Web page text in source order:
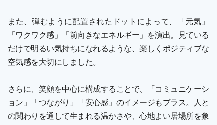
また、弾むように配置されたドットによって、「元気」
「ワクワク感」「前向きなエネルギー」を演出。見ている
だけで明るい気持ちになれるような、楽しくポジティブな
空気感を大切にしました。
さらに、笑顔を中心に構成することで、「コミュニケーシ
ョン」「つながり」「安心感」のイメージもプラス。人と
の関わりを通して生まれる温かさや、心地よい居場所を象